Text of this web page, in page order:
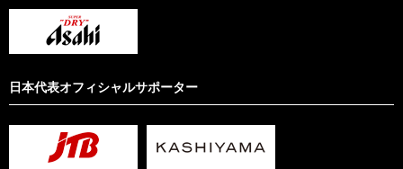
日本代表オフィシャルサポーター